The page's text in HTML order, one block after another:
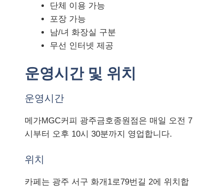
단체 이용 가능
포장 가능
남/녀 화장실 구분
무선 인터넷 제공
운영시간 및 위치
운영시간
메가MGC커피 광주금호종원점은 매일 오전 7
시부터 오후 10시 30분까지 영업합니다.
위치
카페는 광주 서구 화개1로79번길 2에 위치합